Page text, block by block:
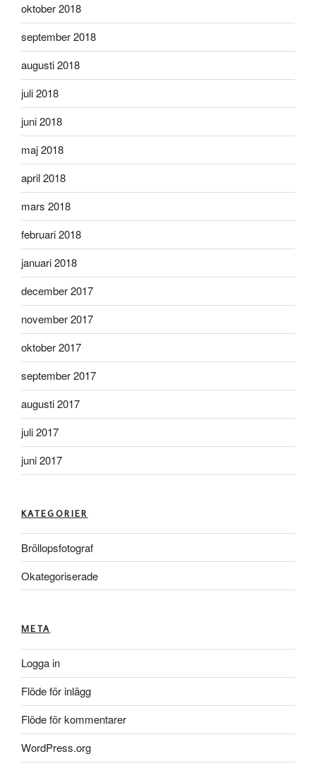
oktober 2018
september 2018
augusti 2018
juli 2018
juni 2018
maj 2018
april 2018
mars 2018
februari 2018
januari 2018
december 2017
november 2017
oktober 2017
september 2017
augusti 2017
juli 2017
juni 2017
KATEGORIER
Bröllopsfotograf
Okategoriserade
META
Logga in
Flöde för inlägg
Flöde för kommentarer
WordPress.org